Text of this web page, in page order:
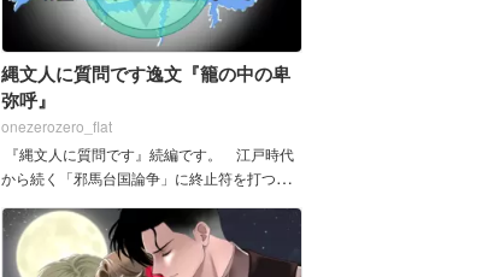
縄文人に質問です逸文『籠の中の卑
弥呼』
onezerozero_flat
『縄文人に質問です』続編です。 江戸時代
から続く「邪馬台国論争」に終止符を打つべ
内でもなく、「あそ...